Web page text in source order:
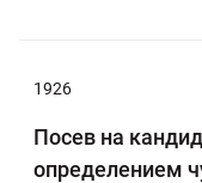
1926
Посев на
определением